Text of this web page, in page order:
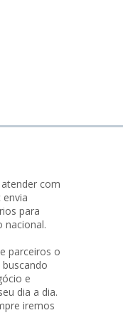
com
envia
para
nacional.
parceiros o
e
dia a dia.
iremos